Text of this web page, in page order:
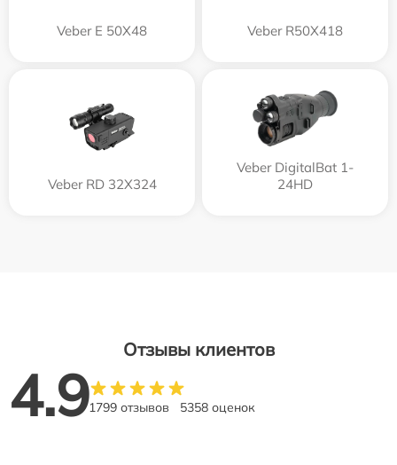
Veber E 50X48 Veber R50X418
Veber RD 32X324
Veber DigitalBat 1-
24HD
Отзывы клиентов
4.91799 отзывов 5358 оценок